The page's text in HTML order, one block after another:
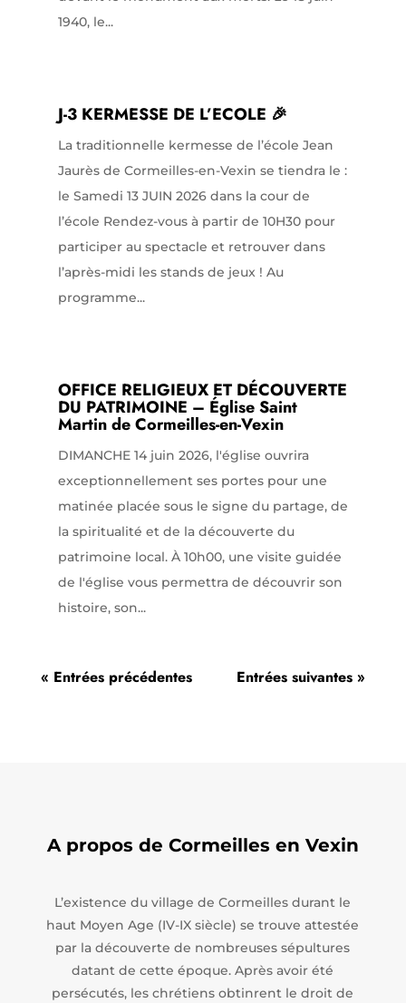
1940, le...
J-3 KERMESSE DE L’ECOLE 🎉
La traditionnelle kermesse de l’école Jean
Jaurès de Cormeilles-en-Vexin se tiendra le :
le Samedi 13 JUIN 2026 dans la cour de
l’école Rendez-vous à partir de 10H30 pour
participer au spectacle et retrouver dans
l’après-midi les stands de jeux ! Au
programme...
OFFICE RELIGIEUX ET DÉCOUVERTE
DU PATRIMOINE – Église Saint
Martin de Cormeilles-en-Vexin
DIMANCHE 14 juin 2026, l'église ouvrira
exceptionnellement ses portes pour une
matinée placée sous le signe du partage, de
la spiritualité et de la découverte du
patrimoine local. À 10h00, une visite guidée
de l'église vous permettra de découvrir son
histoire, son...
« Entrées précédentes Entrées suivantes »
A propos de Cormeilles en Vexin
L’existence du village de Cormeilles durant le
haut Moyen Age (IV-IX siècle) se trouve attestée
par la découverte de nombreuses sépultures
datant de cette époque. Après avoir été
persécutés, les chrétiens obtinrent le droit de